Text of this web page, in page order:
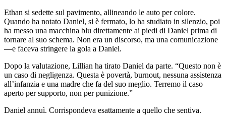
Ethan si sedette sul pavimento, allineando le auto per colore.
Quando ha notato Daniel, si è fermato, lo ha studiato in silenzio, poi
ha messo una macchina blu direttamente ai piedi di Daniel prima di
tornare al suo schema. Non era un discorso, ma una comunicazione
—e faceva stringere la gola a Daniel.
Dopo la valutazione, Lillian ha tirato Daniel da parte. “Questo non è
un caso di negligenza. Questa è povertà, burnout, nessuna assistenza
all’infanzia e una madre che fa del suo meglio. Terremo il caso
aperto per supporto, non per punizione.”
Daniel annuì. Corrispondeva esattamente a quello che sentiva.